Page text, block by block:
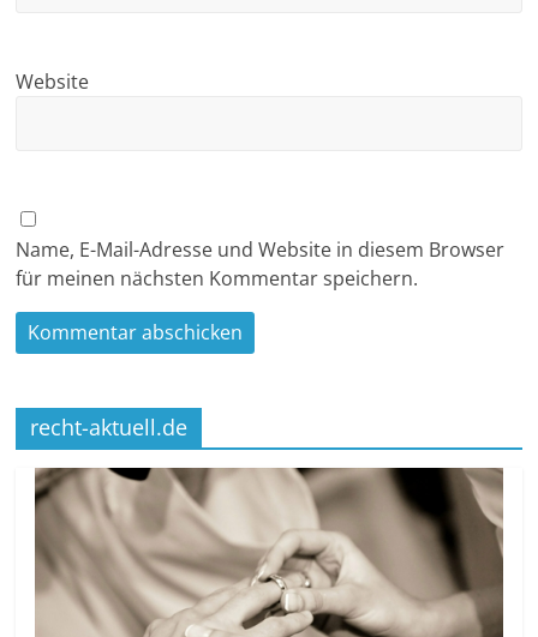
Website
Name, E-Mail-Adresse und Website in diesem Browser
für meinen nächsten Kommentar speichern.
recht-aktuell.de